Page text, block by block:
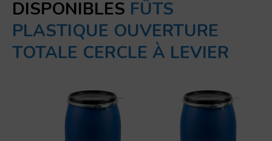
DISPONIBLES FÛTS
PLASTIQUE OUVERTURE
TOTALE CERCLE À LEVIER